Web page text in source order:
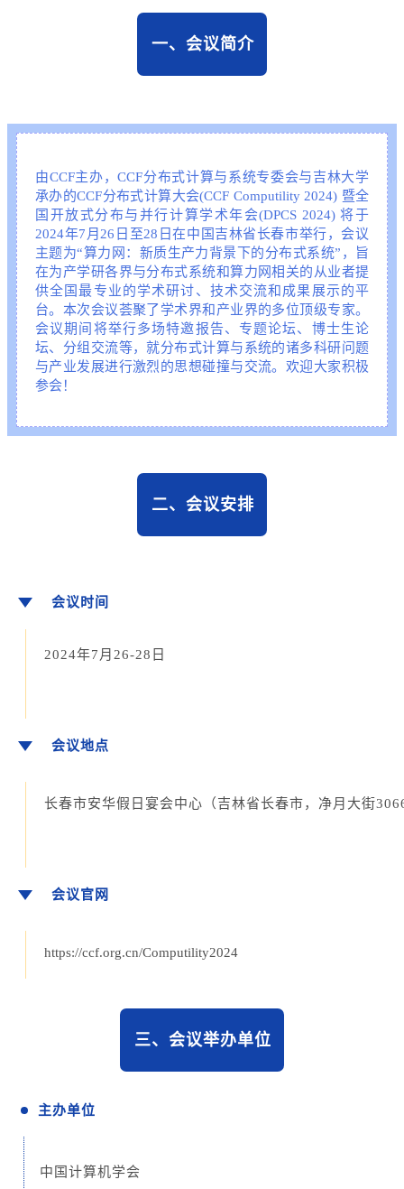
一、 会议简介
由CCF主办，CCF分布式计算与系统专委会与吉林大学
承办的CCF分布式计算大会(CCF Computility 2024) 暨全
国开放式分布与并行计算学术年会(DPCS 2024) 将于
2024年7月26日至28日在中国吉林省长春市举行，会议
主题为“算力网：新质生产力背景下的分布式系统”，旨
在为产学研各界与分布式系统和算力网相关的从业者提
供全国最专业的学术研讨、技术交流和成果展示的平
台。本次会议荟聚了学术界和产业界的多位顶级专家。
会议期间将举行多场特邀报告、专题论坛、博士生论
坛、分组交流等，就分布式计算与系统的诸多科研问题
与产业发展进行激烈的思想碰撞与交流。欢迎大家积极
参会！
二、 会议安排
会议时间
2024年7月26-28日
会议地点
长春市安华假日宴会中心（吉林省长春市，净月大街
会议官网
https://ccf.org.cn/Computility2024
三、 会议举办单位
主办单位
中国计算机学会